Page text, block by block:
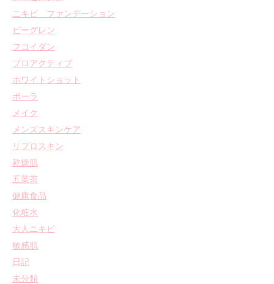
ニキビ ファンデーション
ビーグレン
フコイダン
プロアクティブ
ホワイトショット
ポーラ
メイク
メンズスキンケア
リプロスキン
乾燥肌
五葉茶
健康食品
化粧水
大人ニキビ
敏感肌
日記
未分類